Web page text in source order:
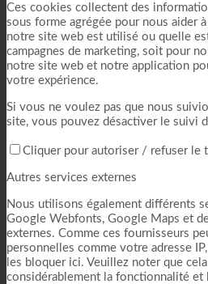
Ces cookies collectent des
sous forme agrégée pour nous aider
notre site web est utilisé ou quelle
campagnes de marketing, soit pour
notre site web et notre application
votre expérience.
Si vous ne voulez pas que nous
site, vous pouvez désactiver le suivi
Cliquer pour autoriser / refuser le
Autres services externes
Nous utilisons également différents
Google Webfonts, Google Maps et
externes. Comme ces fournisseurs
personnelles comme votre adresse
les bloquer ici. Veuillez noter que
considérablement la fonctionnalité et